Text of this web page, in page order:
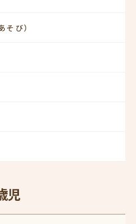
そび）
児